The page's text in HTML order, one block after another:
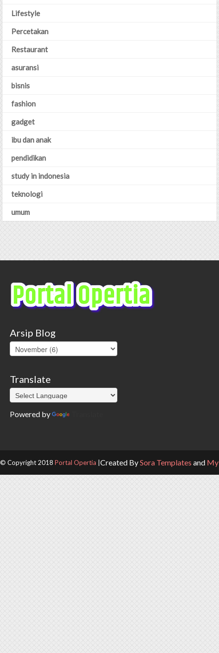
Lifestyle
Percetakan
Restaurant
asuransi
bisnis
fashion
gadget
ibu dan anak
pendidikan
study in indonesia
teknologi
umum
Arsip Blog
Translate
Powered by
© Copyright 2018 Portal Opertia Created BySora Templates and